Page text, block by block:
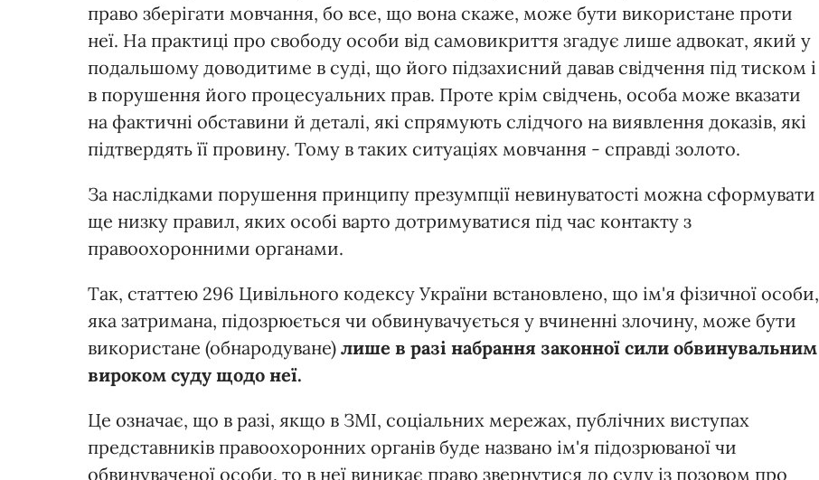
право зберігати мовчання, бо все, що вона скаже, може бути використане проти
неї. На практиці про свободу особи від самовикриття згадує лише адвокат, який у
подальшому доводитиме в суді, що його підзахисний давав свідчення під тиском і
в порушення його процесуальних прав. Проте крім свідчень, особа може вказати
на фактичні обставини й деталі, які спрямують слідчого на виявлення доказів, які
підтвердять її провину. Тому в таких ситуаціях мовчання - справді золото.
За наслідками порушення принципу презумпції невинуватості можна сформувати
ще низку правил, яких особі варто дотримуватися під час контакту з
правоохоронними органами.
Так, статтею 296 Цивільного кодексу України встановлено, що ім'я фізичної особи,
яка затримана, підозрюється чи обвинувачується у вчиненні злочину, може бути
використане (обнародуване) лише в разі набрання законної сили обвинувальним
вироком суду щодо неї.
Це означає, що в разі, якщо в ЗМІ, соціальних мережах, публічних виступах
представників правоохоронних органів буде названо ім'я підозрюваної чи
обвинуваченої особи, то в неї виникає право звернутися до суду із позовом про